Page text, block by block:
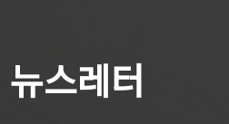
뉴스레터